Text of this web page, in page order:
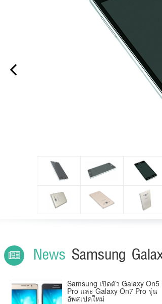
News Samsung
Samsung เปิดตัว Galaxy On5
Pro และ Galaxy On7 Pro รุ่น
อัพสเปคใหม่